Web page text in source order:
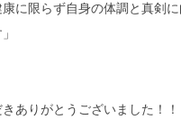
に限らず自身の体調と真剣
ありがとうございました！！